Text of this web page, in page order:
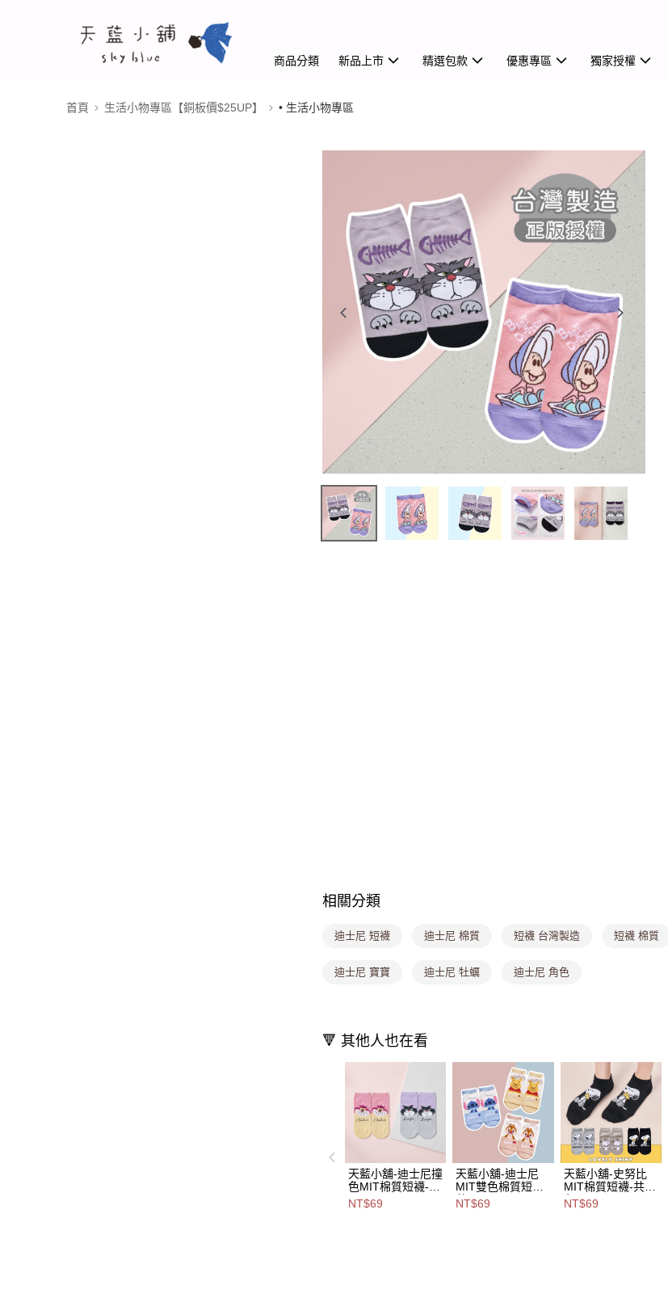
商品分類 新品上市 精選包款 優惠專區 獨家授權
首頁 生活小物專區【銅板價$25UP】 • 生活小物專區
相關分類
迪士尼 短襪 迪士尼 棉質 短襪 台灣製造 短襪 棉質
迪士尼 寶寶 迪士尼 牡蠣 迪士尼 角色
🔻 其他人也在看
天藍小舖-迪士尼撞
色MIT棉質短襪-共
2
色-$69【A111157
NT$69
天藍小舖-迪士尼
MIT雙色棉質短襪-
共3
色-$69【A111157
NT$69
天藍小舖-史努比
MIT棉質短襪-共4
色-$69【A111155
40】
NT$69